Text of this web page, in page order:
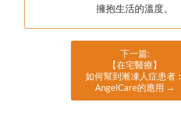
擁抱生活的溫度。
下一篇:
【在宅醫療】
如何幫到漸凍人症患者︰
AngelCare的應用 →